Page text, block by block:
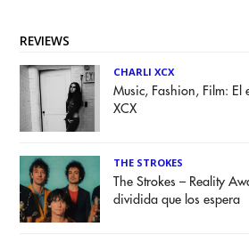
REVIEWS
CHARLI XCX
Music, Fashion, Film: El
XCX
THE STROKES
The Strokes – Reality
dividida que los espera